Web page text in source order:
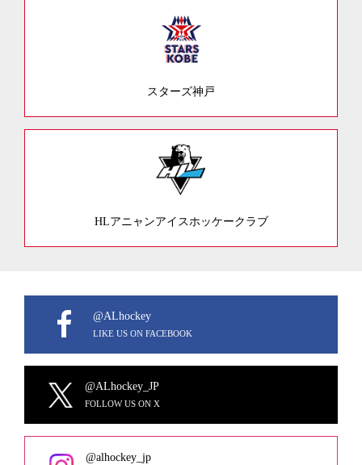
スターズ神戸
HLアニャンアイスホッケークラブ
@ALhockey
LIKE US ON FACEBOOK
@ALhockey_JP
FOLLOW US ON X
@alhockey_jp